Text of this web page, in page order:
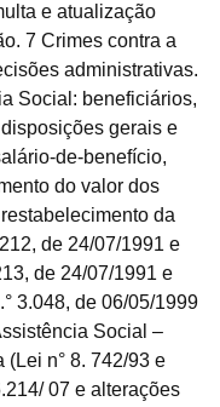
e atualização
7 Crimes contra a
administrativas.
Social: beneficiários,
gerais e
de-benefício,
do valor dos
da
de 24/07/1991 e
de 24/07/1991 e
3.048, de 06/05/1999
Social –
(Lei n° 8. 742/93 e
07 e alterações